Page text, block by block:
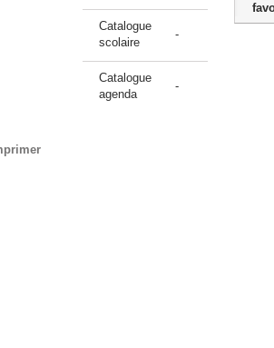
Catalogue
scolaire
-
Catalogue
agenda
-